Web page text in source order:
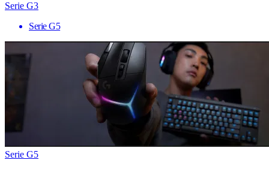
Serie G3
Serie G5
Serie G5